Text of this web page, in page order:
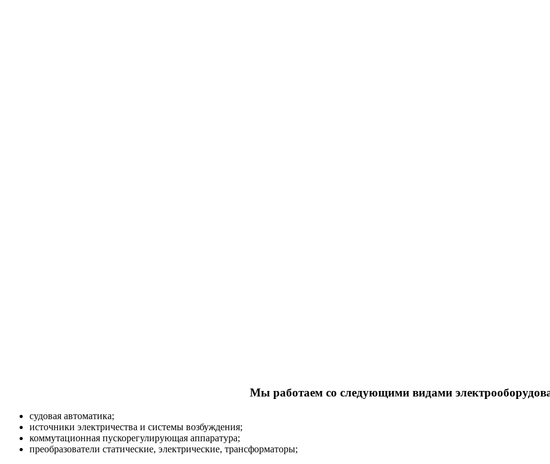
Мы работаем со следующими видами
cудовая автоматика;
источники электричества и системы возбуждения;
коммутационная пускорегулирующая аппаратура;
преобразователи статические, электрические, трансформаторы;